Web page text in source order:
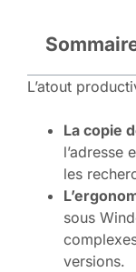
L’atout
La copie
l’adresse
les
sous
versions.